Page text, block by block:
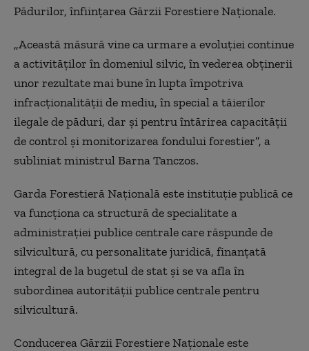
Pădurilor, înființarea Gărzii Forestiere Naționale.
„Această măsură vine ca urmare a evoluției continue
a activităților în domeniul silvic, în vederea obținerii
unor rezultate mai bune în lupta împotriva
infracționalității de mediu, în special a tăierilor
ilegale de păduri, dar și pentru întărirea capacității
de control și monitorizarea fondului forestier”, a
subliniat ministrul Barna Tanczos.
Garda Forestieră Națională este instituţie publică ce
va funcţiona ca structură de specialitate a
administraţiei publice centrale care răspunde de
silvicultură, cu personalitate juridică, finanţată
integral de la bugetul de stat și se va afla în
subordinea autorităţii publice centrale pentru
silvicultură.
Conducerea Gărzii Forestiere Naționale este